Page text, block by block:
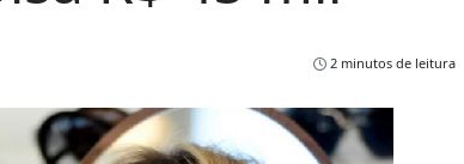
2 minutos de leitura